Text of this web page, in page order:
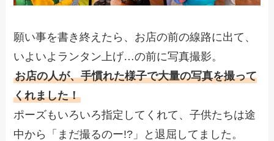
願い事を書き終えたら、お店の前の線路に出て、
いよいよランタン上げ…の前に写真撮影。
お店の人が、手慣れた様子で大量の写真を撮って
くれました！
ポーズもいろいろ指定してくれて、子供たちは途
中から「まだ撮るのー!?」と退屈してました。